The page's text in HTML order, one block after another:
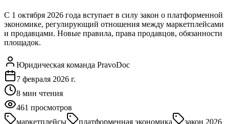
С 1 октября 2026 года вступает в силу закон о платформенной
экономике, регулирующий отношения между маркетплейсами
и продавцами. Новые правила, права продавцов, обязанности
площадок.
Юридическая команда PravoDoc
7 февраля 2026 г.
8 мин чтения
461 просмотров
маркетплейсы
платформенная экономика
закон 2026